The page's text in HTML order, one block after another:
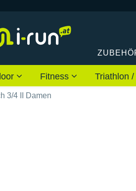
Fitness Triathlon
3/4 II Damen